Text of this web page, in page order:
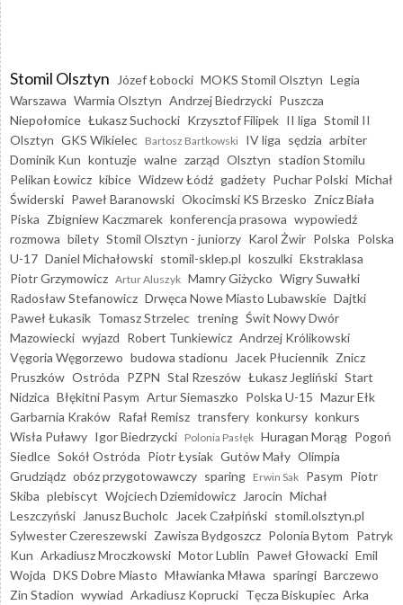
Stomil Olsztyn Józef Łobocki MOKS Stomil Olsztyn Legia
Warszawa Warmia Olsztyn Andrzej Biedrzycki Puszcza
Niepołomice Łukasz Suchocki Krzysztof Filipek II liga Stomil II
Olsztyn GKS Wikielec Bartosz Bartkowski IV liga sędzia arbiter
Dominik Kun kontuzje walne zarząd Olsztyn stadion Stomilu
Pelikan Łowicz kibice Widzew Łódź gadżety Puchar Polski Michał
Świderski Paweł Baranowski Okocimski KS Brzesko Znicz Biała
Piska Zbigniew Kaczmarek konferencja prasowa wypowiedź
rozmowa bilety Stomil Olsztyn - juniorzy Karol Żwir Polska Polska
U-17 Daniel Michałowski stomil-sklep.pl koszulki Ekstraklasa
Piotr Grzymowicz Artur Aluszyk Mamry Giżycko Wigry Suwałki
Radosław Stefanowicz Drwęca Nowe Miasto Lubawskie Dajtki
Paweł Łukasik Tomasz Strzelec trening Świt Nowy Dwór
Mazowiecki wyjazd Robert Tunkiewicz Andrzej Królikowski
Vęgoria Węgorzewo budowa stadionu Jacek Płuciennik Znicz
Pruszków Ostróda PZPN Stal Rzeszów Łukasz Jegliński Start
Nidzica Błękitni Pasym Artur Siemaszko Polska U-15 Mazur Ełk
Garbarnia Kraków Rafał Remisz transfery konkursy konkurs
Wisła Puławy Igor Biedrzycki Polonia Pasłęk Huragan Morąg Pogoń
Siedlce Sokół Ostróda Piotr Łysiak Gutów Mały Olimpia
Grudziądz obóz przygotowawczy sparing Erwin Sak Pasym Piotr
Skiba plebiscyt Wojciech Dziemidowicz Jarocin Michał
Leszczyński
Janusz Bucholc Jacek Czałpiński stomil.olsztyn.pl
Sylwester Czereszewski Zawisza Bydgoszcz Polonia Bytom Patryk
Kun Arkadiusz Mroczkowski Motor Lublin Paweł Głowacki Emil
Wojda DKS Dobre Miasto Mławianka Mława sparingi Barczewo
Zin Stadion wywiad Arkadiusz Koprucki Tęcza Biskupiec Arka